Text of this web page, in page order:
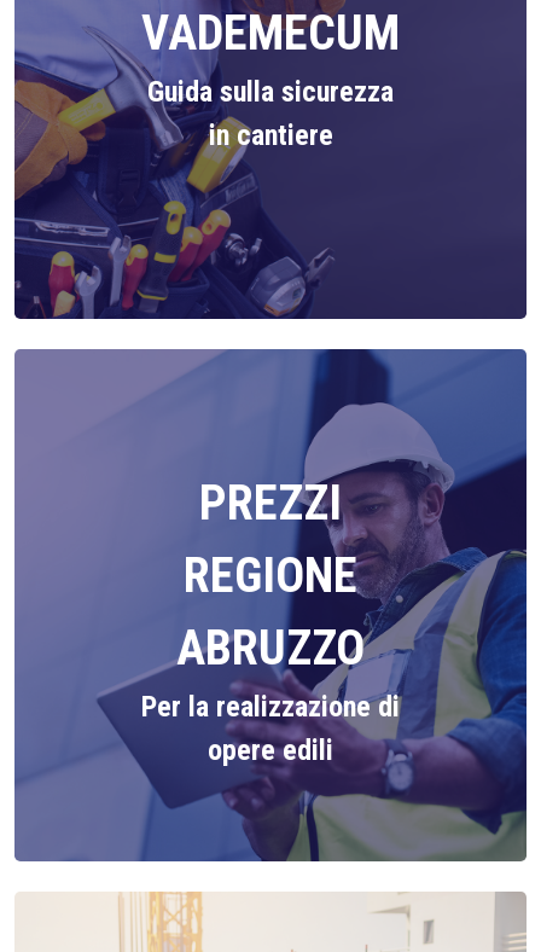
VADEMECUM
Guida sulla sicurezza
in cantiere
PREZZI
REGIONE
ABRUZZO
Per la realizzazione di
opere edili